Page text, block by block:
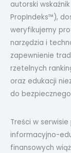
autorski wskaźnik
PropIndeks™),
weryfikujemy
narzędzia i
zapewnienie
rzetelnych
oraz edukacji
do
Treści w
informacyjno-
finansowych